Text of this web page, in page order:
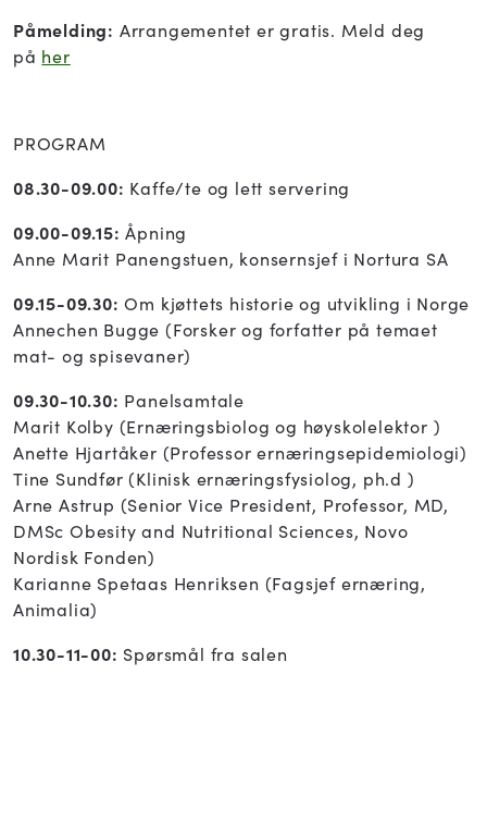
Påmelding: Arrangementet er gratis. Meld deg
på her
PROGRAM
08.30-09.00: Kaffe/te og lett servering
09.00-09.15:Åpning
Anne Marit Panengstuen, konsernsjef i Nortura SA
09.15-09.30:Om kjøttets historie og utvikling i Norge
Annechen Bugge (Forsker og forfatter på temaet
mat- og spisevaner)
09.30-10.30: Panelsamtale
Marit Kolby (Ernæringsbiolog og høyskolelektor )
Anette Hjartåker (Professor ernæringsepidemiologi)
Tine Sundfør (Klinisk ernæringsfysiolog, ph.d )
Arne Astrup (Senior Vice President, Professor, MD,
DMSc Obesity and Nutritional Sciences, Novo
Nordisk Fonden)
Karianne Spetaas Henriksen (Fagsjef ernæring,
Animalia)
10.30-11-00: Spørsmål fra salen